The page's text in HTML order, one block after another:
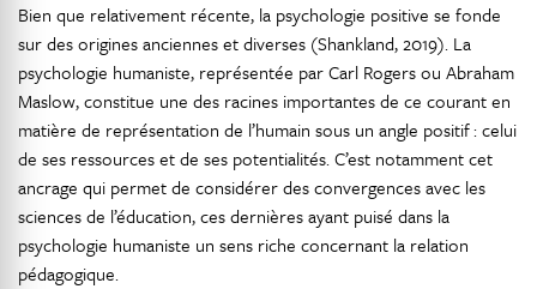
Bien que relativement récente, la psychologie positive se fonde
sur des origines anciennes et diverses (Shankland, 2019). La
psychologie humaniste, représentée par Carl Rogers ou Abraham
Maslow, constitue une des racines importantes de ce courant en
matière de représentation de l’humain sous un angle positif : celui
de ses ressources et de ses potentialités. C’est notamment cet
ancrage qui permet de considérer des convergences avec les
sciences de l’éducation, ces dernières ayant puisé dans la
psychologie humaniste un sens riche concernant la relation
pédagogique.